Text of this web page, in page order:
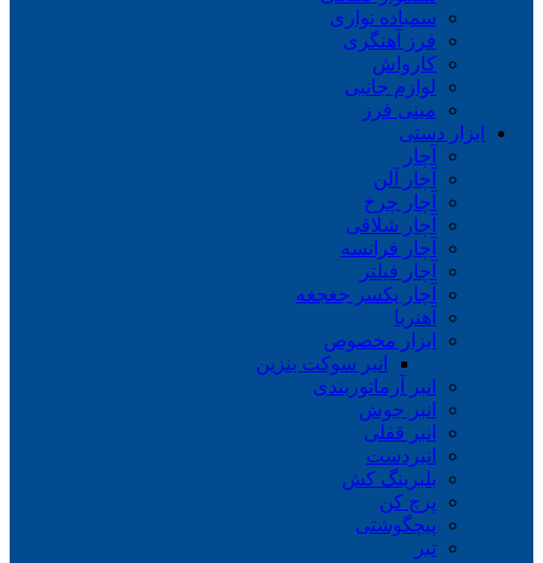
سمباده نواری
فرز آهنگری
کارواش
لوازم جانبی
مینی فرز
ابزار دستی
آچار
آچار آلن
آچار چرخ
آچار شلاقی
آچار فرانسه
آچار فیلتر
آچار یکسر جغجغه
آهنربا
ابزار مخصوص
انبر سوکت بنزین
انبر آرماتوربندی
انبر جوش
انبر قفلی
انبردست
بلبرینگ کش
پرچ کن
پیچگوشتی
تبر